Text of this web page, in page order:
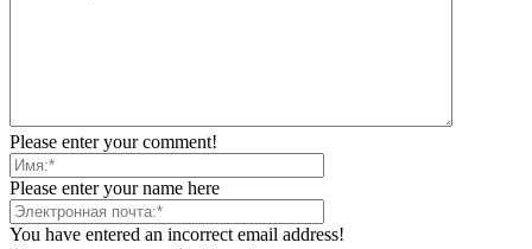
Please enter your comment!
Please enter your name here
You have entered an incorrect email address!